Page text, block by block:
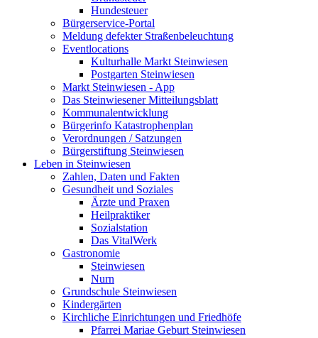
Hundesteuer
Bürgerservice-Portal
Meldung defekter Straßenbeleuchtung
Eventlocations
Kulturhalle Markt Steinwiesen
Postgarten Steinwiesen
Markt Steinwiesen - App
Das Steinwiesener Mitteilungsblatt
Kommunalentwicklung
Bürgerinfo Katastrophenplan
Verordnungen / Satzungen
Bürgerstiftung Steinwiesen
Leben in Steinwiesen
Zahlen, Daten und Fakten
Gesundheit und Soziales
Ärzte und Praxen
Heilpraktiker
Sozialstation
Das VitalWerk
Gastronomie
Steinwiesen
Nurn
Grundschule Steinwiesen
Kindergärten
Kirchliche Einrichtungen und Friedhöfe
Pfarrei Mariae Geburt Steinwiesen